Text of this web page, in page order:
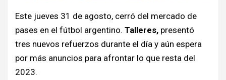
Este jueves 31 de agosto, cerró del mercado de
pases en el fútbol argentino. Talleres, presentó
tres nuevos refuerzos durante el día y aún espera
por más anuncios para afrontar lo que resta del
2023.